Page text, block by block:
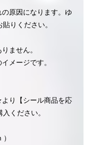
原因になります。ゆ
りください。
ません。
メージです。
り【シール商品を応
ください。
）